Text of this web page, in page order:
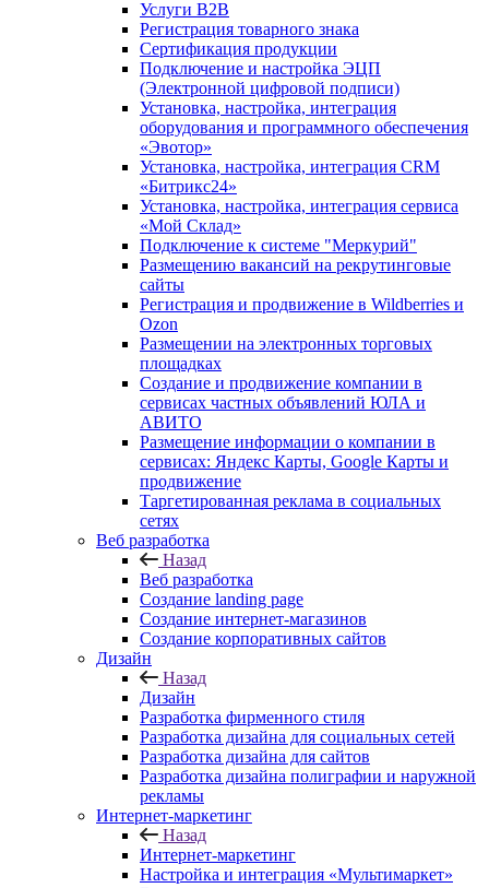
Услуги B2B
Регистрация товарного знака
Сертификация продукции
Подключение и настройка ЭЦП
(Электронной цифровой подписи)
Установка, настройка, интеграция
оборудования и программного обеспечения
«Эвотор»
Установка, настройка, интеграция CRM
«Битрикс24»
Установка, настройка, интеграция сервиса
«Мой Склад»
Подключение к системе "Меркурий"
Размещению вакансий на рекрутинговые
сайты
Регистрация и продвижение в Wildberries и
Ozon
Размещении на электронных торговых
площадках
Создание и продвижение компании в
сервисах частных объявлений ЮЛА и
АВИТО
Размещение информации о компании в
сервисах: Яндекс Карты, Google Карты и
продвижение
Таргетированная реклама в социальных
сетях
Веб разработка
Назад
Веб разработка
Создание landing page
Создание интернет-магазинов
Создание корпоративных сайтов
Дизайн
Назад
Дизайн
Разработка фирменного стиля
Разработка дизайна для социальных сетей
Разработка дизайна для сайтов
Разработка дизайна полиграфии и наружной
рекламы
Интернет-маркетинг
Назад
Интернет-маркетинг
Настройка и интеграция «Мультимаркет»